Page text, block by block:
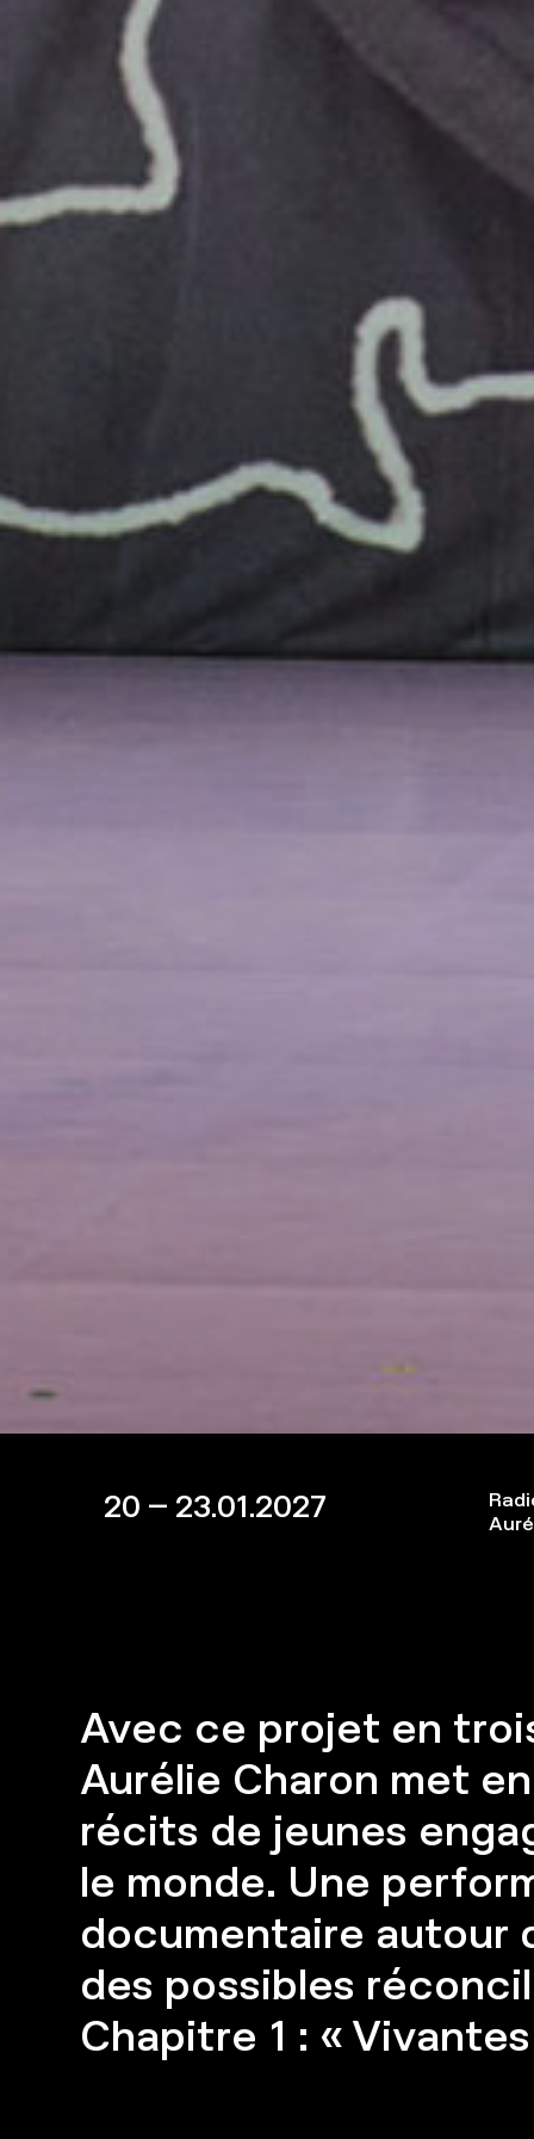
20 – 23.01.2027
Avec ce projet en
Aurélie Charon met
récits de jeunes
le monde. Une
documentaire autour
des possibles
Chapitre 1 : «